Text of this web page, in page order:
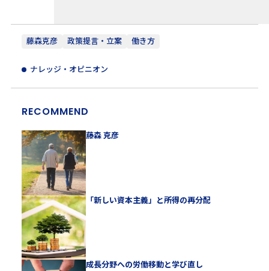
藤森克彦 政策提言・立案 働き方
ナレッジ・オピニオン
RECOMMEND
藤森 克彦
「新しい資本主義」と所得の再分配
成長分野への労働移動と学び直し